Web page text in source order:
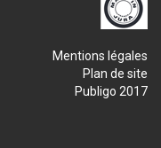
Mentions légales
Plan de site
Publigo 2017